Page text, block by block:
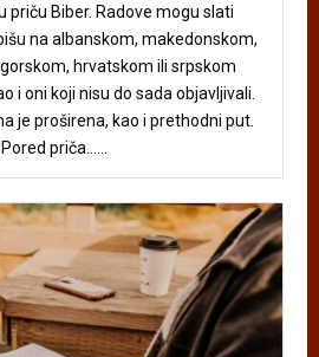
priču Biber. Radove mogu slati
na albanskom, makedonskom,
hrvatskom ili srpskom
i oni koji nisu do sada objavljivali.
je proširena, kao i prethodni put.
Pored priča......